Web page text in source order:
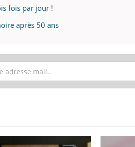
fois par jour !
après 50 ans